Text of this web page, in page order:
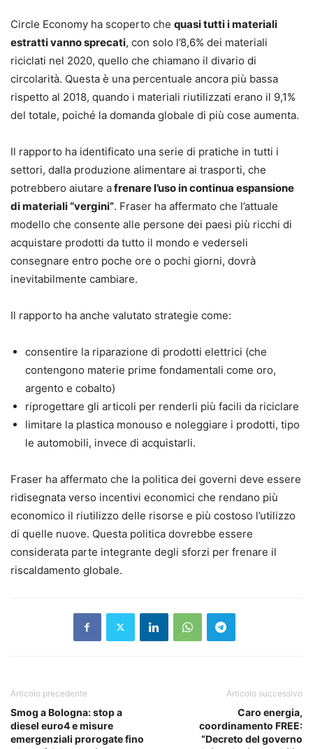
Circle Economy ha scoperto che quasi tutti i materiali
estratti vanno sprecati, con solo l’8,6% dei materiali
riciclati nel 2020, quello che chiamano il divario di
circolarità. Questa è una percentuale ancora più bassa
rispetto al 2018, quando i materiali riutilizzati erano il 9,1%
del totale, poiché la domanda globale di più cose aumenta.
Il rapporto ha identificato una serie di pratiche in tutti i
settori, dalla produzione alimentare ai trasporti, che
potrebbero aiutare afrenare l’uso in continua espansione
di materiali “vergini”. Fraser ha affermato che l’attuale
modello che consente alle persone dei paesi più ricchi di
acquistare prodotti da tutto il mondo e vederseli
consegnare entro poche ore o pochi giorni, dovrà
inevitabilmente cambiare.
Il rapporto ha anche valutato strategie come:
consentire la riparazione di prodotti elettrici (che
contengono materie prime fondamentali come oro,
argento e cobalto)
riprogettare gli articoli per renderli più facili da riciclare
limitare la plastica monouso e noleggiare i prodotti, tipo
le automobili, invece di acquistarli.
Fraser ha affermato che la politica dei governi deve essere
ridisegnata verso incentivi economici che rendano più
economico il riutilizzo delle risorse e più costoso l’utilizzo
di quelle nuove. Questa politica dovrebbe essere
considerata parte integrante degli sforzi per frenare il
riscaldamento globale.
Articolo precedente
Smog a Bologna: stop a
diesel euro4 e misure
emergenziali prorogate fino
Articolo successivo
Caro energia,
coordinamento FREE:
“Decreto del governo